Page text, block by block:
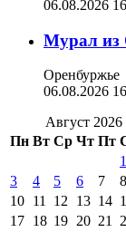
06.08.2026
Мурал из
Оренбуржье
06.08.2026
Август 2026
Пн Вт Ср Чт Пт
1
3
4 5 6 7 8
10 11 12 13 14
17 18 19 20 21